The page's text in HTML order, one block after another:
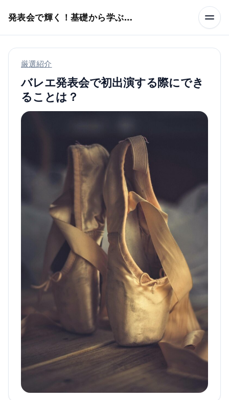
発表会で輝く！基礎から学ぶバレエ術
厳選紹介
バレエ発表会で初出演する際にでき
ることは？